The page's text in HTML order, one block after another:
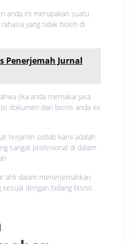
anda ini merupakan suatu
yang tidak boleh di
Penerjemah Jurnal
jika anda memakai jasa
dokumen dari bisnis anda ini
terjamin sebab kami adalah
sangat profesional di dalam
ahli dalam menerjemahkan
sesuai dengan bidang bisnis